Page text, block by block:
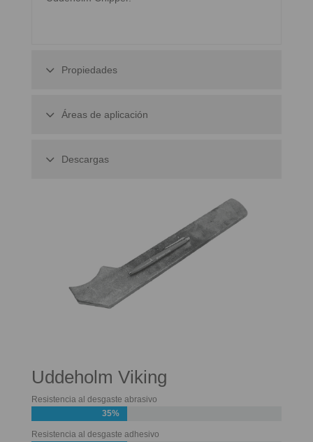
Propiedades
Áreas de aplicación
Descargas
Uddeholm Viking
Resistencia al desgaste abrasivo
35%
Resistencia al desgaste adhesivo